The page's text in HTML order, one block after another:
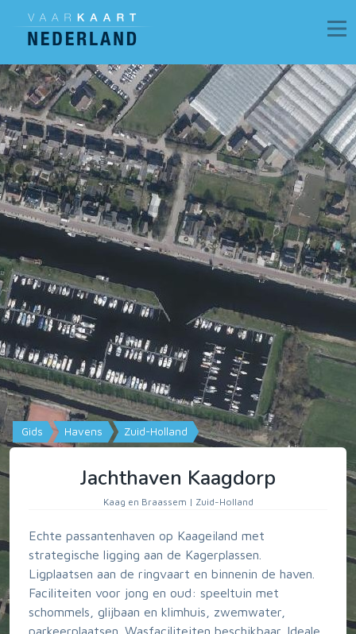
Gids Havens Zuid-Holland
Jachthaven Kaagdorp
Kaag en Braassem | Zuid-Holland
Echte passantenhaven op Kaageiland met
strategische ligging aan de Kagerplassen.
Ligplaatsen aan de ringvaart en binnenin de haven.
Faciliteiten voor jong en oud: speeltuin met
schommels, glijbaan en klimhuis, zwemwater,
parkeerplaatsen. Wasfaciliteiten beschikbaar. Ideale